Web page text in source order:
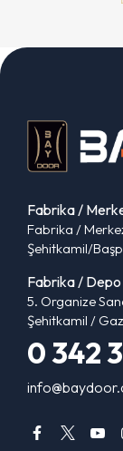
Fabrika /
Fabrika /
Şehitkamil/
Fabrika / Depo
5. Organize
Şehitkamil /
0 342